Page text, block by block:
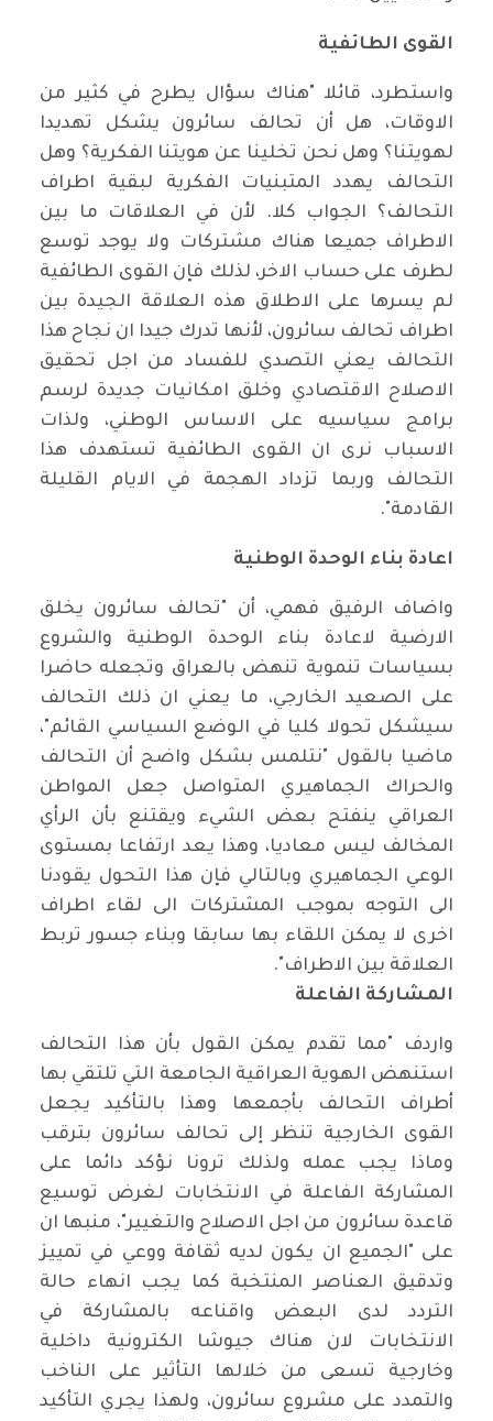
القوى الطائفية
واستطرد، قائلا "هناك سؤال يطرح في كثير من
الاوقات، هل أن تحالف سائرون يشكل تهديدا
لهويتنا؟ وهل نحن تخلينا عن هويتنا الفكرية؟ وهل
التحالف يهدد المتبنيات الفكرية لبقية اطراف
التحالف؟ الجواب كلا. لأن في العلاقات ما بين
الاطراف جميعا هناك مشتركات ولا يوجد توسع
لطرف على حساب الاخر، لذلك فإن القوى الطائفية
لم يسرها على الاطلاق هذه العلاقة الجيدة بين
اطراف تحالف سائرون، لأنها تدرك جيدا ان نجاح هذا
التحالف يعني التصدي للفساد من اجل تحقيق
الاصلاح الاقتصادي وخلق امكانيات جديدة لرسم
برامج سياسيه على الاساس الوطني، ولذات
الاسباب نرى ان القوى الطائفية تستهدف هذا
التحالف وربما تزداد الهجمة في الايام القليلة
القادمة".
اعادة بناء الوحدة الوطنية
واضاف الرفيق فهمي، أن "تحالف سائرون يخلق
الارضية لاعادة بناء الوحدة الوطنية والشروع
بسياسات تنموية تنهض بالعراق وتجعله حاضرا
على الصعيد الخارجي، ما يعني ان ذلك التحالف
سيشكل تحولا كليا في الوضع السياسي القائم"،
ماضيا بالقول "نتلمس بشكل واضح أن التحالف
والحراك الجماهيري المتواصل جعل المواطن
العراقي ينفتح بعض الشيء ويقتنع بأن الرأي
المخالف ليس معاديا، وهذا يعد ارتفاعا بمستوى
الوعي الجماهيري وبالتالي فإن هذا التحول يقودنا
الى التوجه بموجب المشتركات الى لقاء اطراف
اخرى لا يمكن اللقاء بها سابقا وبناء جسور تربط
العلاقة بين الاطراف".
المشاركة الفاعلة
واردف "مما تقدم يمكن القول بأن هذا التحالف
استنهض الهوية العراقية الجامعة التي تلتقي بها
أطراف التحالف بأجمعها وهذا بالتأكيد يجعل
القوى الخارجية تنظر إلى تحالف سائرون بترقب
وماذا يجب عمله ولذلك ترونا نؤكد دائما على
المشاركة الفاعلة في الانتخابات لغرض توسيع
قاعدة سائرون من اجل الاصلاح والتغيير"، منبها ان
على "الجميع ان يكون لديه ثقافة ووعي في تمييز
وتدقيق العناصر المنتخبة كما يجب انهاء حالة
التردد لدى البعض واقناعه بالمشاركة في
الانتخابات لان هناك جيوشا الكترونية داخلية
وخارجية تسعى من خلالها التأثير على الناخب
والتمدد على مشروع سائرون، ولهذا يجري التأكيد